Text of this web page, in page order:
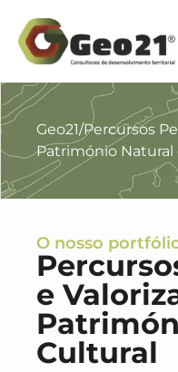
Geo21/Percursos
Património Natural
O nosso
e
Cultural